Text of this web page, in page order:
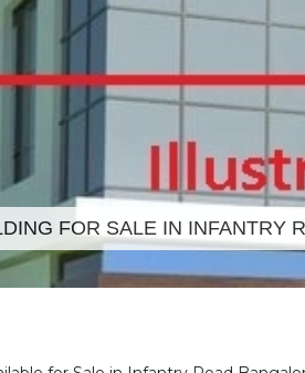
FOR SALE IN INFANTRY